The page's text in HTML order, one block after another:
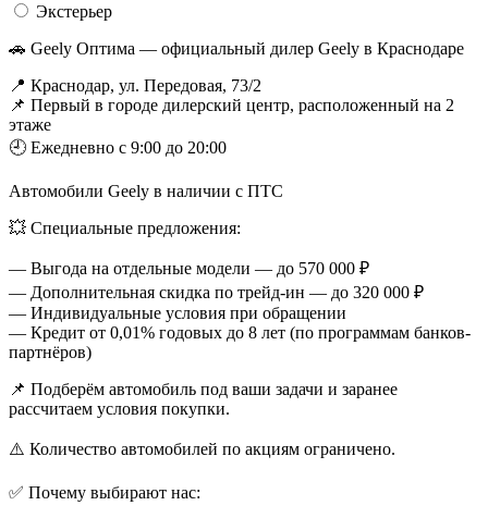
Экстерьер
🚗 Geely Оптима — официальный дилер Geely в Краснодаре
📍 Краснодар, ул. Передовая, 73/2
📌 Первый в городе дилерский центр, расположенный на 2
этаже
🕘 Ежедневно с 9:00 до 20:00
Автомобили Geely в наличии с ПТС
💥 Специальные предложения:
— Выгода на отдельные модели — до 570 000 ₽
— Дополнительная скидка по трейд-ин — до 320 000 ₽
— Индивидуальные условия при обращении
— Кредит от 0,01% годовых до 8 лет (по программам банков-
партнёров)
📌 Подберём автомобиль под ваши задачи и заранее
рассчитаем условия покупки.
⚠️ Количество автомобилей по акциям ограничено.
✅ Почему выбирают нас: